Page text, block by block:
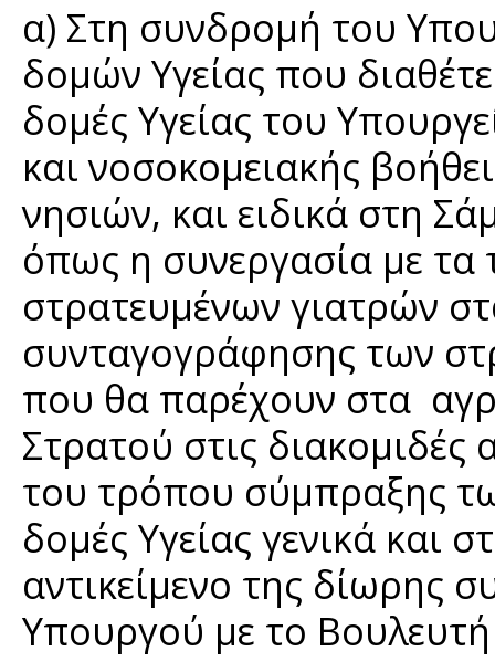
α) Στη συνδρομή του
δομών Υγείας που
δομές Υγείας του
και νοσοκομειακής
νησιών, και ειδικά στη
όπως η συνεργασία με τα
στρατευμένων γιατρών
συνταγογράφησης των
που θα παρέχουν στα
Στρατού στις
του τρόπου σύμπραξης
δομές Υγείας γενικά και
αντικείμενο της δίωρης
Υπουργού με το